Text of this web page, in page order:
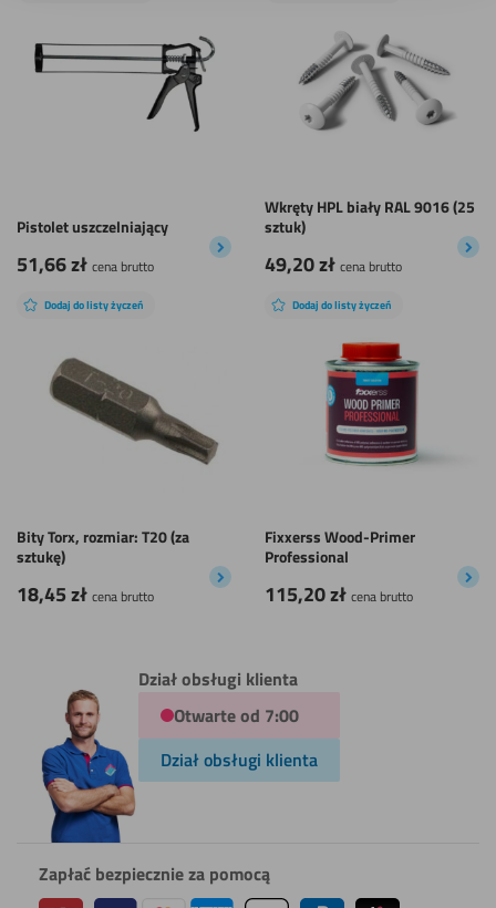
Pistolet uszczelniający
51,66zł cena brutto
Wkręty HPL biały RAL 9016 (25
sztuk)
49,20zł cena brutto
Dodaj do listy życzeń
Bity Torx, rozmiar: T20 (za
sztukę)
18,45zł cena brutto
Dodaj do listy życzeń
Fixxerss Wood-Primer
Professional
115,20zł cena brutto
Dział obsługi klienta
Otwarte od 7:00
Dział obsługi klienta
Zapłać bezpiecznie za pomocą